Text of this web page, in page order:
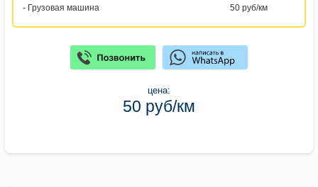
- Грузовая машина 50 руб/км
цена:
50 руб/км